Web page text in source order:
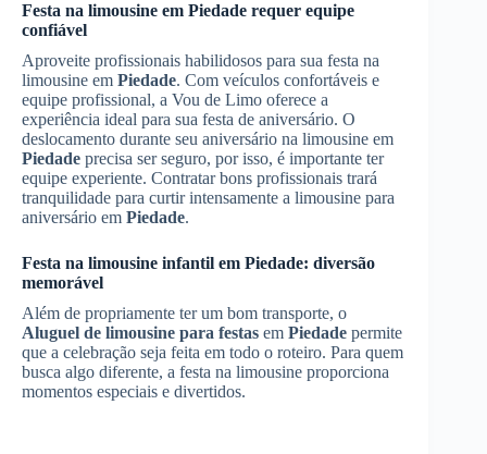
Festa na limousine em Piedade requer equipe
confiável
Aproveite profissionais habilidosos para sua festa na
limousine em Piedade. Com veículos confortáveis e
equipe profissional, a Vou de Limo oferece a
experiência ideal para sua festa de aniversário. O
deslocamento durante seu aniversário na limousine em
Piedade precisa ser seguro, por isso, é importante ter
equipe experiente. Contratar bons profissionais trará
tranquilidade para curtir intensamente a limousine para
aniversário em Piedade.
Festa na limousine infantil em Piedade: diversão
memorável
Além de propriamente ter um bom transporte, o
Aluguel de limousine para festas em Piedade permite
que a celebração seja feita em todo o roteiro. Para quem
busca algo diferente, a festa na limousine proporciona
momentos especiais e divertidos.